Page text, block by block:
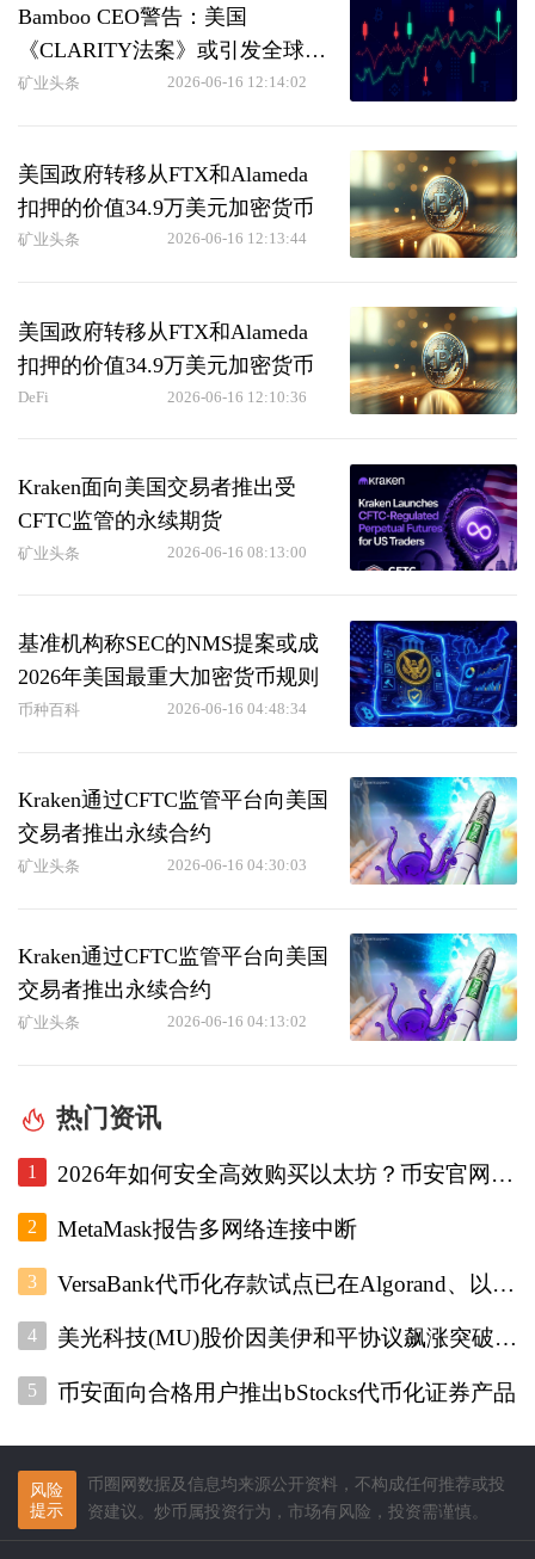
Bamboo CEO警告：美国
《CLARITY法案》或引发全球加
密货币监管变革
矿业头条 2026-06-16 12:14:02
美国政府转移从FTX和Alameda
扣押的价值34.9万美元加密货币
矿业头条 2026-06-16 12:13:44
美国政府转移从FTX和Alameda
扣押的价值34.9万美元加密货币
DeFi 2026-06-16 12:10:36
Kraken面向美国交易者推出受
CFTC监管的永续期货
矿业头条 2026-06-16 08:13:00
基准机构称SEC的NMS提案或成
2026年美国最重大加密货币规则
币种百科 2026-06-16 04:48:34
Kraken通过CFTC监管平台向美国
交易者推出永续合约
矿业头条 2026-06-16 04:30:03
Kraken通过CFTC监管平台向美国
交易者推出永续合约
矿业头条 2026-06-16 04:13:02
热门资讯
1 2026年如何安全高效购买以太坊？币安官网注册+欧易入口双平台对比指南
2 MetaMask报告多网络连接中断
3 VersaBank代币化存款试点已在Algorand、以太坊和Stellar上运行
4 美光科技(MU)股价因美伊和平协议飙涨突破1000美元
5 币安面向合格用户推出bStocks代币化证券产品
风险
提示
币圈网数据及信息均来源公开资料，不构成任何推荐或投
资建议。炒币属投资行为，市场有风险，投资需谨慎。